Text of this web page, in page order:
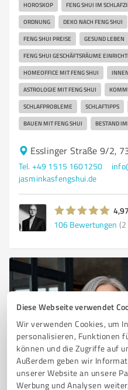
Diese Webseite verwendet
Wir verwenden Cookies, um
personalisieren, Funktionen
können und die Zugriffe auf
Außerdem geben wir
unserer Website an unsere
Werbung und Analysen
HOROSKOP FENG SHUI IM
ORDNUNG DEKO NACH FENG SHUI
FENG SHUI PREISE GESUND LEBEN
FENG SHUI GESCHÄFTSRÄUME
HOMEOFFICE MIT FENG SHUI
ASTROLOGIE MIT FENG SHUI
SCHLAFPROBLEME SCHLAFTIPPS
BAUEN MIT FENG SHUI BESTAND
Esslinger Straße 9/2,
Tel. +49 1515 1601250
jasminkasfengshui.de
106 Bewertungen (2
Sie möchten auch